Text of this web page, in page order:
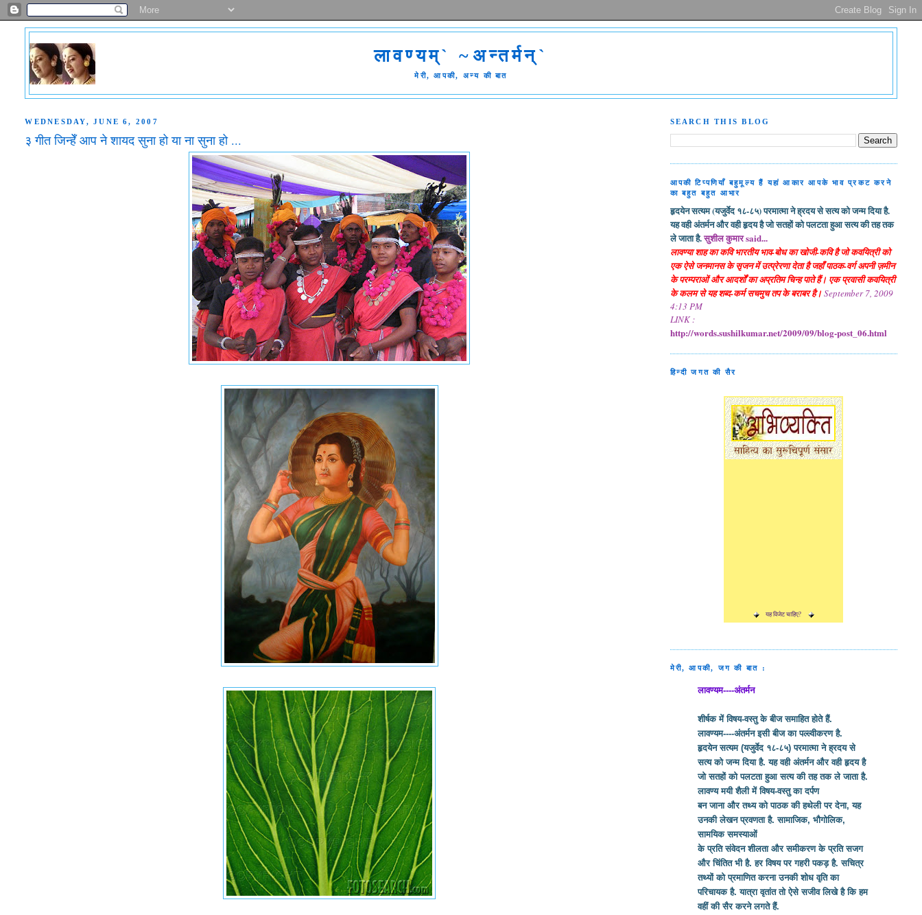
लावण्यम्` ~अन्तर्मन्`
मेरी, आपकी, अन्य की बात
WEDNESDAY, JUNE 6, 2007
३ गीत जिन्हेँ आप ने शायद सुना हो या ना सुना हो ...
SEARCH THIS BLOG
आपकी टिप्पणियाँ बहुमूल्य हैं यहां आकार आपके भाव प्रकट करने
का बहुत बहुत आभार
हृदयेन सत्यम (यजुर्वेद १८-८५) परमात्मा ने ह्रदय से सत्य को जन्म दिया है.
यह वही अंतर्मन और वही हृदय है जो सतहों को पलटता हुआ सत्य की तह तक
ले जाता है.सुशील कुमार said...
लावण्या शाह का कवि भारतीय भाव-बोध का खोजी-कवि है जो कवयित्री को
एक ऐसे जनमानस के सृजन में उत्प्रेरणा देता है जहाँ पाठक-वर्ग अपनी ज़मीन
के परम्पराओं और आदर्शों का अप्रतिम चिन्ह पाते हैं। एक प्रवासी कवयित्री
के कलम से यह शब्द-कर्म सचमुच तप के बराबर है। September 7, 2009
4:13 PM
LINK :
http://words.sushilkumar.net/2009/09/blog-post_06.html
हिन्दी जगत की सैर
यह विजेट चाहिए?
मेरी, आपकी, जग की बात :
लावण्यम----अंतर्मन
शीर्षक में विषय-वस्तु के बीज समाहित होते हैं.
लावण्यम----अंतर्मन इसी बीज का पल्ल्वीकरण है.
हृदयेन सत्यम (यजुर्वेद १८-८५) परमात्मा ने ह्रदय से
सत्य को जन्म दिया है. यह वही अंतर्मन और वही हृदय है
जो सतहों को पलटता हुआ सत्य की तह तक ले जाता है.
लावण्य मयी शैली में विषय-वस्तु का दर्पण
बन जाना और तथ्य को पाठक की हथेली पर देना, यह
उनकी लेखन प्रवणता है. सामाजिक, भौगोलिक,
सामयिक समस्याओं
के प्रति संवेदन शीलता और समीकरण के प्रति सजग
और चिंतित भी है. हर विषय पर गहरी पकड़ है. सचित्र
तथ्यों को प्रमाणित करना उनकी शोध वृति का
परिचायक है. यात्रा वृतांत तो ऐसे सजीव लिखे है कि हम
वहीं की सैर करने लगते हैं.